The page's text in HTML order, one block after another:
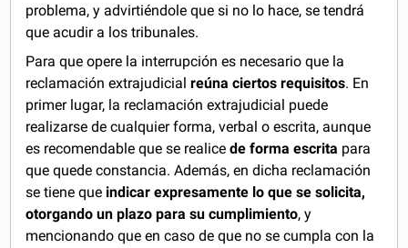
problema, y advirtiéndole que si no lo hace, se tendrá
que acudir a los tribunales.
Para que opere la interrupción es necesario que la
reclamación extrajudicialreúna ciertos requisitos. En
primer lugar, la reclamación extrajudicial puede
realizarse de cualquier forma, verbal o escrita, aunque
es recomendable que se realicede forma escrita para
que quede constancia. Además, en dicha reclamación
se tiene que indicar expresamente lo que se solicita,
otorgando un plazo para su cumplimiento, y
mencionando que en caso de que no se cumpla con la